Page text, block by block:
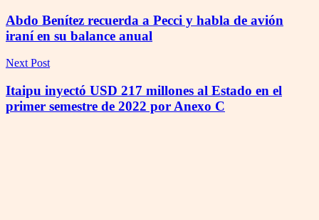
Abdo Benítez recuerda a Pecci y habla de avión
iraní en su balance anual
Next Post
Itaipu inyectó USD 217 millones al Estado en el
primer semestre de 2022 por Anexo C